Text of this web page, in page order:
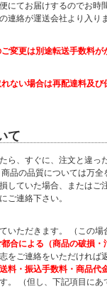
にてお届けするのでお時
連絡が運送会社より入りま
変更は別途転送手数料が
ない場合は再配達料及び
て
ら、すぐに、注文と違っ
品の品質については万全
していた場合、またはご
ご連絡下さい。
いただきます。 （この場
合による（商品の破損・
をご連絡をいただければ
料・振込手数料・商品代
。 （但し、下記項目にあ